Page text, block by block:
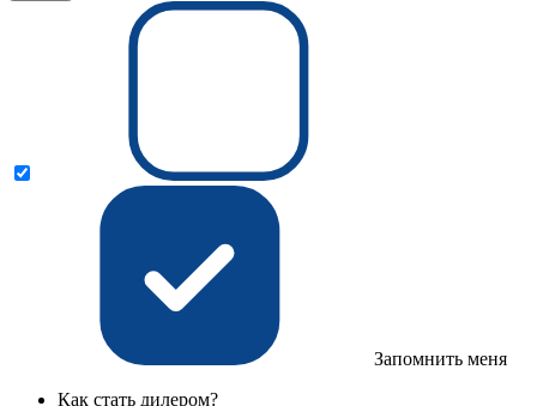
Запомнить меня
Как стать дилером?